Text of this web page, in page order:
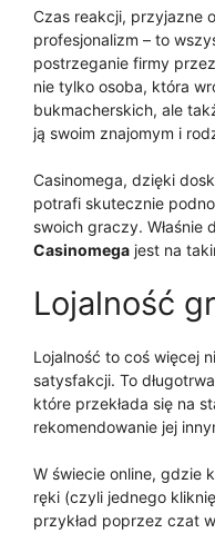
Czas reakcji, przyjazne
profesjonalizm – to
postrzeganie firmy
nie tylko osoba, która
bukmacherskich, ale
ją swoim znajomym i
Casinomega, dzięki
potrafi skutecznie
swoich graczy. Właśnie
Casinomega jest na
Lojalność
Lojalność to coś więcej
satysfakcji. To
które przekłada się na
rekomendowanie jej
W świecie online, gdzie
ręki (czyli jednego
przykład poprzez czat